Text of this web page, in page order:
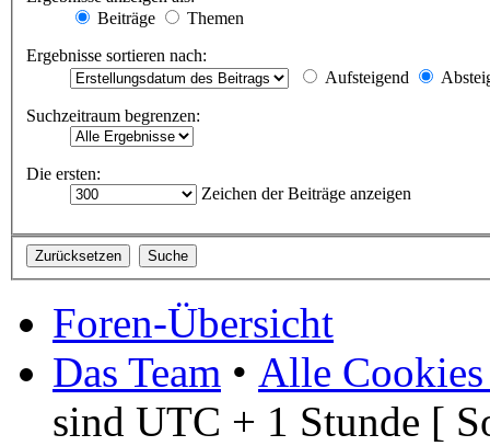
Beiträge
Themen
Ergebnisse sortieren nach:
Aufsteigend
Suchzeitraum begrenzen:
Die ersten:
Zeichen der Beiträge anzeigen
Foren-Übersicht
Das Team • Alle Cookies
sind UTC + 1 Stunde [